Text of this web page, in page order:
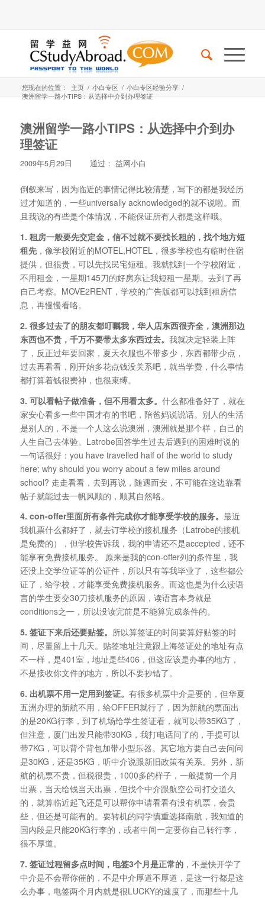
您现在的位置： 主页 / 小白专区 / 小白专区经验分享 /
澳洲留学一路小TIPS：从选择中介到办理签证
澳洲留学一路小TIPS：从选择中介到办
理签证
2009年5月29日 通过： 益网小白
倒叙来写，因为临近的事情记得比较清楚，写下的都是我经历
过才知道的，一些universally acknowledged的就不说啦。而
且我说的有些是个体情况，不能保证所有人都是这样哦。
1. 租房一般要先交定金，信不过就不要找长租的，找个地方短
租先，像学校附近的MOTEL,HOTEL，很多学校也有临时住宿
提供，但很贵，可以先找民宅短租。我就找到一个学校附近，
不用租金，一星期145刀的好房东让我短租一星期。去到了再
自己考察。MOVE2RENT，学校的广告版都可以找到租房信
息，再慢慢看咯。
2. 很多过去了的朋友都叮嘱我，华人店东西很齐全，澳洲那边
东西也不贵，千万不要带太多东西过去。 我就决定轻装上阵
了，反正过年要回家，夏天衣服也不带多少，东西都带少点，
过去再看看，刚开始多花点钱没关系吧，就当学费，什么事情
都打算着钱很费神，也很束缚。
3. 可以看帖子做准备，但不用看太多。 什么都准备好了，就在
家安心看多一些中国才有的书吧，陪爸妈说说话。别人的生活
是别人的，不是一个人这么说澳洲，澳洲就是那个样，自己的
人生自己去体验。Latrobe回答学生过去后遇到的困难时说的
一句话很好：you have travelled half of the world to study
here; why should you worry about a few miles around
school? 走走看看，去到再说，随遇而安，不可能在这边靠看
帖子就能过去一帆风顺的，顺其自然咯。
4. con-offer里面所有条件完成你才能享受学校的服务。 最近
我机票什么都好了，就去订学校的接机服务（Latrobe的接机
是免费的），但学校告诉我，我的申请还不是accepted，还不
能享有免费接机服务。 原来是我的con-offer列的条件里，我
还没上交学位证等的公证件，所以只有等我毕业了，这些都公
证了，给学校，才能享受免费接机服务。而这也是为什么读语
言的学生要交30刀接机服务的原因，读语言本身就是
conditions之一，所以没读完前是不能算完成条件的。
5. 签证下来后还要贴签。 所以算签证的时间要算好贴签的时
间，尽量留上十几天。贴签地址注意跟上海签证处的地址有点
不一样，是401室，地址是些406，但这应该是办事的地方，
不是接收你文件的地方，所以不要抄错了。
6. 出机票不用一定用到签证。 有很多机票中介是要的，但华夏
五洲办理的新航不用，给OFFER就行了，因为新航的票面出
的是20KG行李，到了机场给学生签证看，就可以带35KG了，
但注意，厦门出发只能带30KG，我打电话问了的，手提可以
带7KG，可以背个背包加带小型乐器。其它地方要自己去问问
是30KG，还是35KG，听中介说跟新旧政策有关系。另外，新
航的机票不贵，但税很贵，1000多的样子，一般提前一个月
出票，当天给钱当天出票，但找个中介跟航空公司打交道久
的，就算临近起飞还是可以帮你申请看看有没有机票，会贵
些，但还是可能有的。要转机的同学慎重选择南航，我知道的
国内段是只能20KG行李的，或者中间一定要你自己转行李，
很不厚道。
7. 签证过程留多点时间，电签3个月是正常的，不是快开学了
中介是不会帮你催的，不是中介厚道不厚道，是这一行都是这
么办事，电签两个月内就是很LUCKY的速度了，而那些十几